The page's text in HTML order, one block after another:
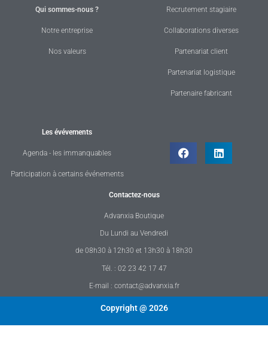
Qui sommes-nous ?
Notre entreprise
Nos valeurs
Recrutement stagiaire
Collaborations diverses
Partenariat client
Partenariat logistique
Partenaire fabricant
Les évévements
Agenda - les immanquables
Participation à certains événements
Contactez-nous
Advanxia Boutique
Du Lundi au Vendredi
de 08h30 à 12h30 et 13h30 à 18h30
Tél. : 02 23 42 17 47
E-mail : contact@advanxia.fr
Copyright @ 2026